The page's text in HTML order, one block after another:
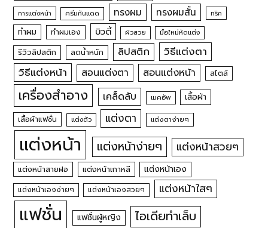
การแต่งหน้า ครีมกันแดด ทรงผม ทรงผมสั้น ทริค
ทำผม ทำผมเอง บิวตี้ ผิวสวย มือใหม่หัดแต่ง
รีวิวลิปสติก ลดน้ำหนัก ลิปสติก
วิธีแต่งตา
วิธีแต่งหน้า
สอนแต่งตา สอนแต่งหน้า สไตล์
เครื่องสำอาง เคล็ดลับ เมคอัพ เสื้อผ้า
เสื้อผ้าแฟชั่น แต่งตัว แต่งตา แต่งตาง่ายๆ
แต่งหน้า แต่งหน้าง่ายๆ แต่งหน้าสวยๆ
แต่งหน้าสายฝอ แต่งหน้าเกาหลี แต่งหน้าเอง
แต่งหน้าเองง่ายๆ แต่งหน้าเองสวยๆ แต่งหน้าใสๆ
แฟชั่น แฟชั่นผู้หญิง ไอเดียทำเล็บ